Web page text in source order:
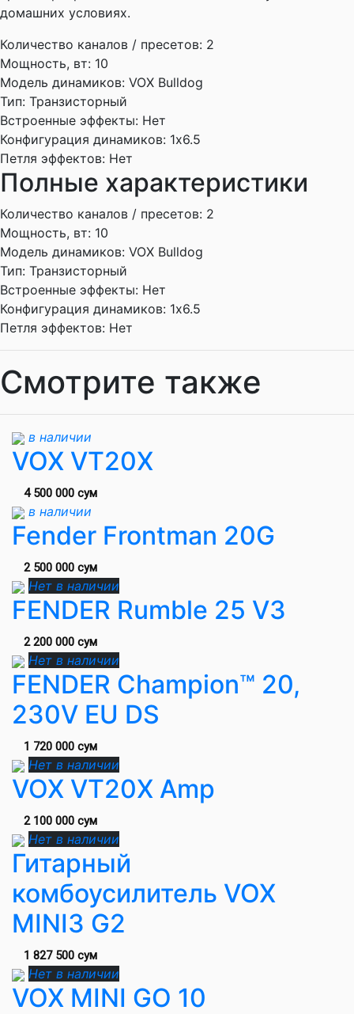
домашних условиях.
Количество каналов / пресетов: 2
Мощность, вт: 10
Модель динамиков: VOX Bulldog
Тип: Транзисторный
Встроенные эффекты: Нет
Конфигурация динамиков: 1х6.5
Петля эффектов: Нет
Полные характеристики
Количество каналов / пресетов: 2
Мощность, вт: 10
Модель динамиков: VOX Bulldog
Тип: Транзисторный
Встроенные эффекты: Нет
Конфигурация динамиков: 1х6.5
Петля эффектов: Нет
Смотрите также
в наличии
VOX VT20X
4 500 000 сум
в наличии
Fender Frontman 20G
2 500 000 сум
Нет в наличии
FENDER Rumble 25 V3
2 200 000 сум
Нет в наличии
FENDER Champion™ 20,
230V EU DS
1 720 000 сум
Нет в наличии
VOX VT20X Amp
2 100 000 сум
Нет в наличии
Гитарный
комбоусилитель VOX
MINI3 G2
1 827 500 сум
Нет в наличии
VOX MINI GO 10